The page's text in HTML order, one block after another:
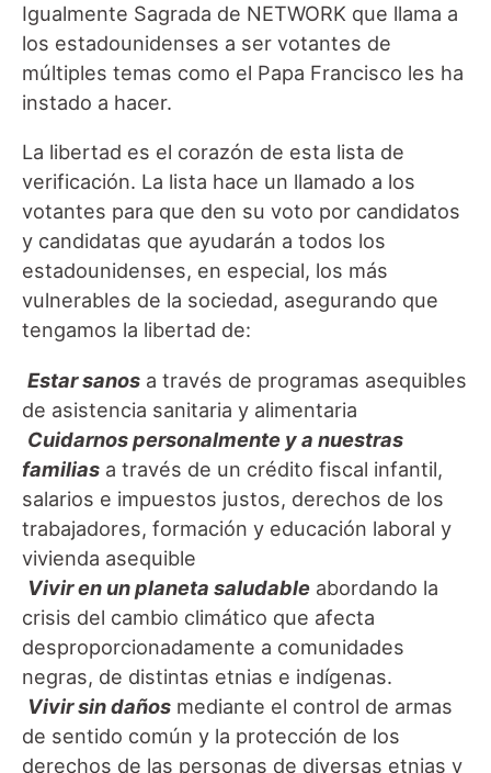
Igualmente Sagrada de NETWORK que llama a
los estadounidenses a ser votantes de
múltiples temas como el Papa Francisco les ha
instado a hacer.
La libertad es el corazón de esta lista de
verificación. La lista hace un llamado a los
votantes para que den su voto por candidatos
y candidatas que ayudarán a todos los
estadounidenses, en especial, los más
vulnerables de la sociedad, asegurando que
tengamos la libertad de:
Estar sanos a través de programas asequibles
de asistencia sanitaria y alimentaria
Cuidarnos personalmente y a nuestras
familias a través de un crédito fiscal infantil,
salarios e impuestos justos, derechos de los
trabajadores, formación y educación laboral y
vivienda asequible
Vivir en un planeta saludable abordando la
crisis del cambio climático que afecta
desproporcionadamente a comunidades
negras, de distintas etnias e indígenas.
Vivir sin daños mediante el control de armas
de sentido común y la protección de los
derechos de las personas de diversas etnias y